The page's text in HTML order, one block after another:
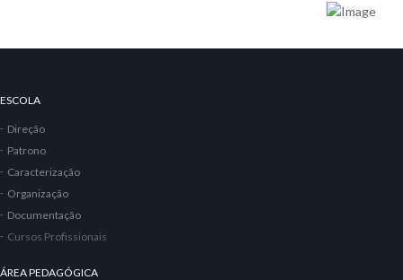
ESCOLA
Direção
Patrono
Caracterização
Organização
Documentação
Cursos Profissionais
ÁREA PEDAGÓGICA